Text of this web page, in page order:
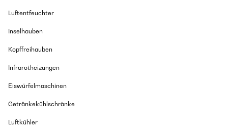
schöne verarbeitung
eigenständig überprüft
Pas de problèmes
Amazon Benutzer – Bewertung durch Chal-Tec GmbH nicht
Luftentfeuchter
Inselhauben
Kopffreihauben
Infrarotheizungen
Eiswürfelmaschinen
Getränkekühlschränke
Luftkühler